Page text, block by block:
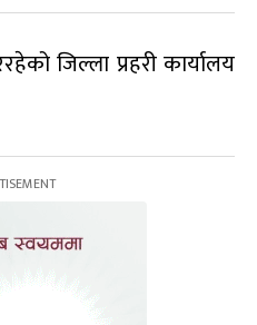
जिल्ला प्रहरी कार्यालय